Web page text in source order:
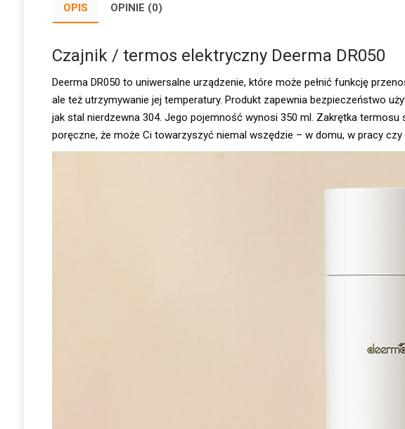
OPIS OPINIE (0)
Czajnik / termos elektryczny Deerma DR050
Deerma DR050 to uniwersalne urządzenie, które może pełnić funkcję
ale też utrzymywanie jej temperatury. Produkt zapewnia bezpieczeństwo
jak stal nierdzewna 304. Jego pojemność wynosi 350 ml. Zakrętka
poręczne, że może Ci towarzyszyć niemal wszędzie – w domu, w pracy